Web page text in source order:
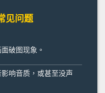
见问题
破图现象。
响音质，或甚至没声